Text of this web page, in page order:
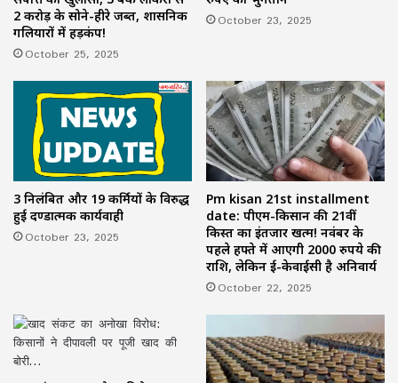
2 करोड़ के सोने-हीरे जब्त, प्रशासनिक
गलियारों में हड़कंप!
October 25, 2025
October 23, 2025
3 निलंबित और 19 कर्मियों के विरुद्ध
हुई दण्डात्मक कार्यवाही
October 23, 2025
Pm kisan 21st installment
date: पीएम-किसान की 21वीं
किस्त का इंतजार खत्म! नवंबर के
पहले हफ्ते में आएगी 2000 रुपये की
राशि, लेकिन ई-केवाईसी है अनिवार्य
October 22, 2025